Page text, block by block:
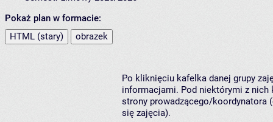
Pokaż plan w formacie:
HTML (stary)
obrazek
Po kliknięciu kafelka danej grupy
informacjami. Pod niektórymi z nich
strony prowadzącego/koordynatora
się zajęcia).